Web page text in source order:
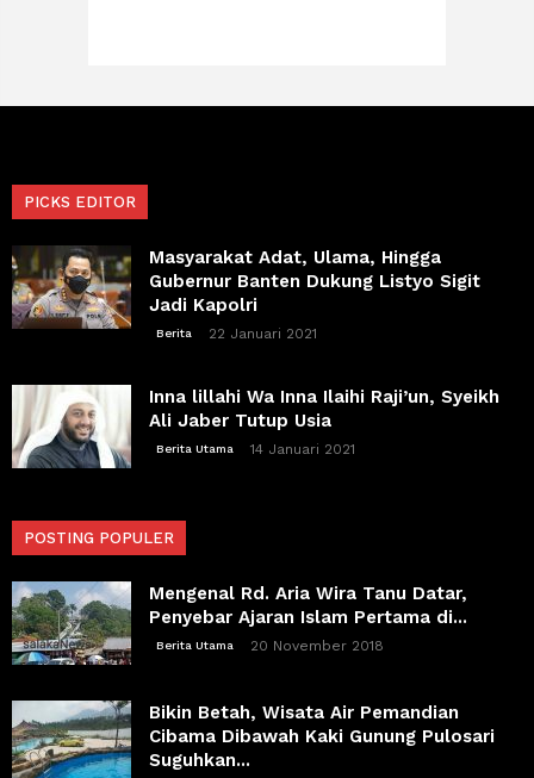
PICKS EDITOR
Masyarakat Adat, Ulama, Hingga
Gubernur Banten Dukung Listyo Sigit
Jadi Kapolri
Berita 22 Januari 2021
Inna lillahi Wa Inna Ilaihi Raji’un, Syeikh
Ali Jaber Tutup Usia
Berita Utama 14 Januari 2021
POSTING POPULER
Mengenal Rd. Aria Wira Tanu Datar,
Penyebar Ajaran Islam Pertama di...
Berita Utama 20 November 2018
Bikin Betah, Wisata Air Pemandian
Cibama Dibawah Kaki Gunung Pulosari
Suguhkan...